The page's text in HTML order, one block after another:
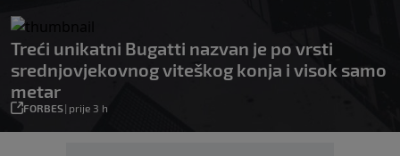
Treći unikatni Bugatti nazvan je po vrsti
srednjovjekovnog viteškog konja i visok samo
metar
FORBES| prije 3 h